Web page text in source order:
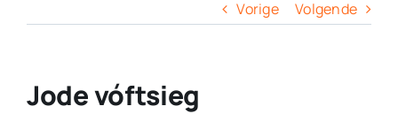
Vorige Volgende
Jode vóftsieg